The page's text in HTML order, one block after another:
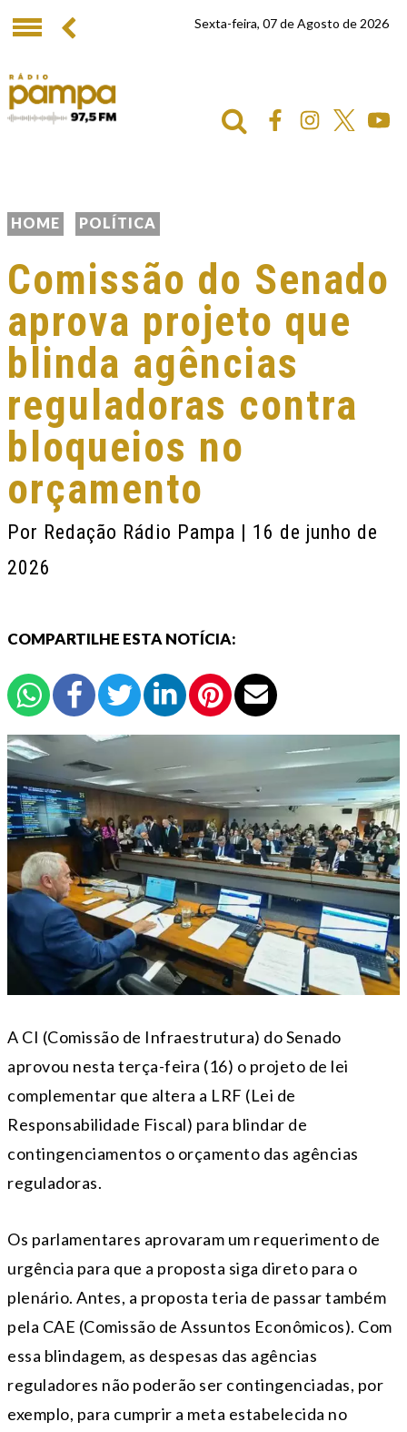
Sexta-feira, 07 de Agosto de 2026
HOME POLÍTICA
Comissão do Senado
aprova projeto que
blinda agências
reguladoras contra
bloqueios no
orçamento
Por Redação Rádio Pampa | 16 de junho de
2026
COMPARTILHE ESTA NOTÍCIA:
A CI (Comissão de Infraestrutura) do Senado
aprovou nesta terça-feira (16) o projeto de lei
complementar que altera a LRF (Lei de
Responsabilidade Fiscal) para blindar de
contingenciamentos o orçamento das agências
reguladoras.
Os parlamentares aprovaram um requerimento de
urgência para que a proposta siga direto para o
plenário. Antes, a proposta teria de passar também
pela CAE (Comissão de Assuntos Econômicos). Com
essa blindagem, as despesas das agências
reguladores não poderão ser contingenciadas, por
exemplo, para cumprir a meta estabelecida no